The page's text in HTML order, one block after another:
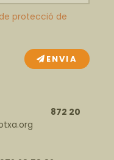
protecció de
ENVIA
872 20